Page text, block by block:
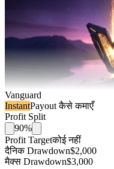
Vanguard
InstantPayout कैसे कमाएँ
Profit Split
90%
Profit Targetकोई नहीं
दैनिक Drawdown$2,000
मैक्स Drawdown$3,000